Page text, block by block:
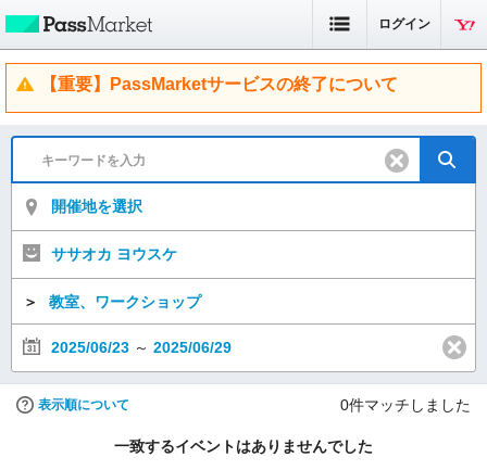
ログイン
【重要】PassMarketサービスの終了について
開催地を選択
ササオカ ヨウスケ
＞ 教室、ワークショップ
2025/06/23 ～ 2025/06/29
表示順について 0件マッチしました
一致するイベントはありませんでした